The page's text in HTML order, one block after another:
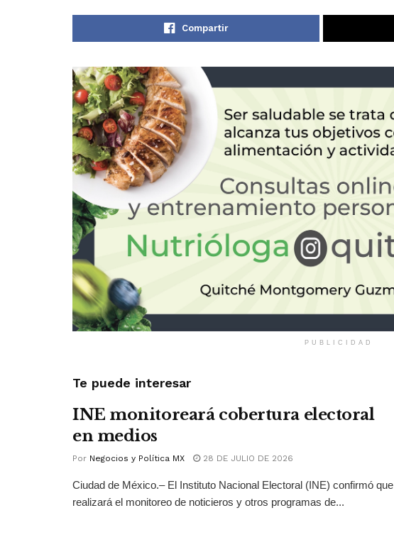
Compartir
PUBLICIDAD
Te puede interesar
INE monitoreará cobertura electoral
en medios
Por Negocios y Política MX 28 DE JULIO DE 2026
Ciudad de México.– El Instituto Nacional Electoral (INE) confirmó que
realizará el monitoreo de noticieros y otros programas de...